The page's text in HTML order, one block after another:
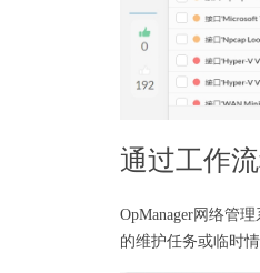
通过工作
OpManager网络管
的维护任务或临时